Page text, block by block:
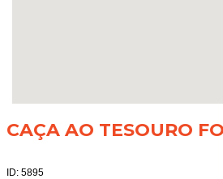
CAÇA AO TESOURO
ID: 5895